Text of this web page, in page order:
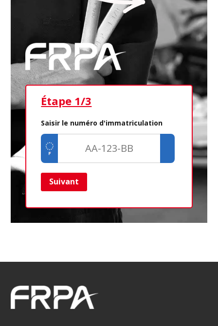
Étape 1/3
Saisir le numéro d'immatriculation
Suivant